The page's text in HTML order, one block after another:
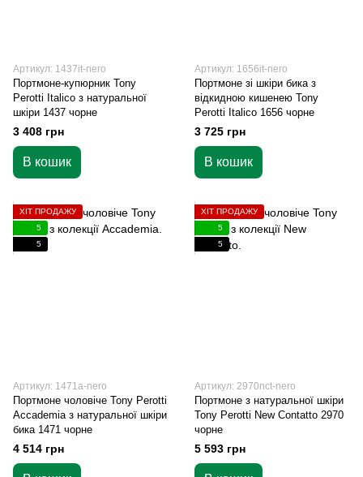
Артикул: 1437it-nero
Портмоне-купюрник Tony
Perotti Italico з натуральної
шкіри 1437 чорне
3 408 грн
В кошик
Артикул: 1656it-nero
Портмоне зі шкіри бика з
відкидною кишенею Tony
Perotti Italico 1656 чорне
3 725 грн
В кошик
ХІТ ПРОДАЖУ
5
5
Артикул: 1471a-nero
Портмоне чоловіче Tony Perotti
Accademia з натуральної шкіри
бика 1471 чорне
4 514 грн
ХІТ ПРОДАЖУ
5
5
Артикул: 2970nct-nero
Портмоне з натуральної шкіри
Tony Perotti New Contatto 2970
чорне
5 593 грн